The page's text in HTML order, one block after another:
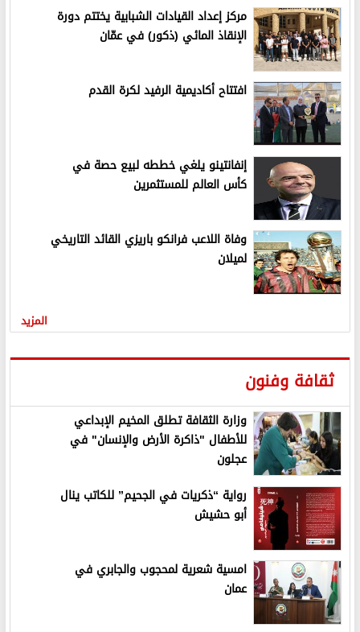
مركز إعداد القيادات الشبابية يختتم دورة
الإنقاذ المائي (ذكور) في عمّان
افتتاح أكاديمية الرفيد لكرة القدم
إنفانتينو يلغي خططه لبيع حصة في
كأس العالم للمستثمرين
وفاة اللاعب فرانكو باريزي القائد التاريخي
لميلان
المزيد
ثقافة وفنون
وزارة الثقافة تطلق المخيم الإبداعي
للأطفال "ذاكرة الأرض والإنسان" في
عجلون
رواية “ذكريات في الجحيم” للكاتب ينال
أبو حشيش
امسية شعرية لمحجوب والجابري في
عمان